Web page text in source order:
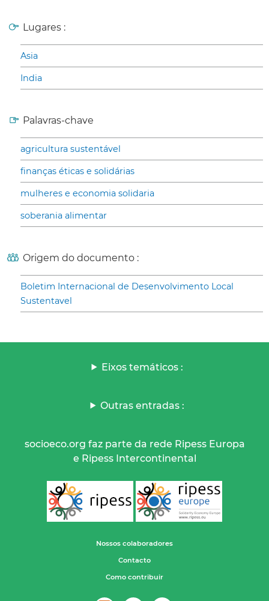
Lugares :
Asia
India
Palavras-chave
agricultura sustentável
finanças éticas e solidárias
mulheres e economia solidaria
soberania alimentar
Origem do documento :
Boletim Internacional de Desenvolvimento Local
Sustentavel
Eixos temáticos :
Outras entradas :
socioeco.org faz parte da rede Ripess Europa
e Ripess Intercontinental
Nossos colaboradores
Contacto
Como contribuir